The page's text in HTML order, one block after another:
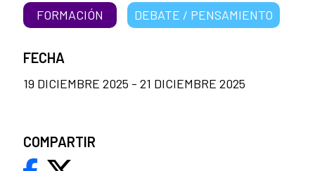
FORMACIÓN DEBATE / PENSAMIENTO
FECHA
19 DICIEMBRE 2025 - 21 DICIEMBRE 2025
COMPARTIR